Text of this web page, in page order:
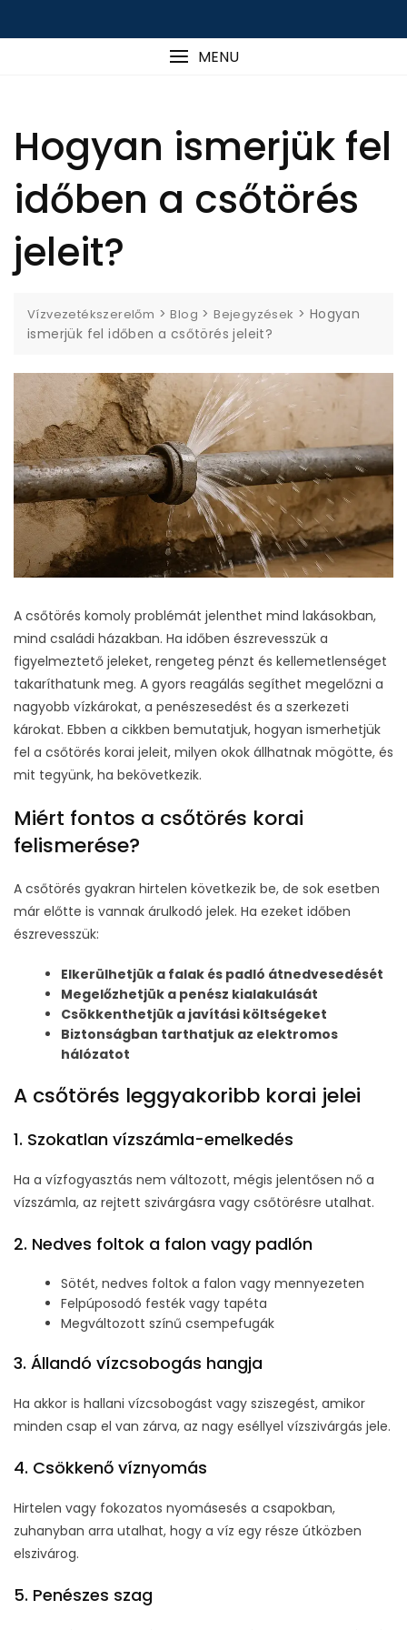
MENU
Hogyan ismerjük fel
időben a csőtörés
jeleit?
Vízvezetékszerelőm >Blog >Bejegyzések > Hogyan
ismerjük fel időben a csőtörés jeleit?
A csőtörés komoly problémát jelenthet mind lakásokban,
mind családi házakban. Ha időben észrevesszük a
figyelmeztető jeleket, rengeteg pénzt és kellemetlenséget
takaríthatunk meg. A gyors reagálás segíthet megelőzni a
nagyobb vízkárokat, a penészesedést és a szerkezeti
károkat. Ebben a cikkben bemutatjuk, hogyan ismerhetjük
fel a csőtörés korai jeleit, milyen okok állhatnak mögötte, és
mit tegyünk, ha bekövetkezik.
Miért fontos a csőtörés korai
felismerése?
A csőtörés gyakran hirtelen következik be, de sok esetben
már előtte is vannak árulkodó jelek. Ha ezeket időben
észrevesszük:
Elkerülhetjük a falak és padló átnedvesedését
Megelőzhetjük a penész kialakulását
Csökkenthetjük a javítási költségeket
Biztonságban tarthatjuk az elektromos
hálózatot
A csőtörés leggyakoribb korai jelei
1. Szokatlan vízszámla-emelkedés
Ha a vízfogyasztás nem változott, mégis jelentősen nő a
vízszámla, az rejtett szivárgásra vagy csőtörésre utalhat.
2. Nedves foltok a falon vagy padlón
Sötét, nedves foltok a falon vagy mennyezeten
Felpúposodó festék vagy tapéta
Megváltozott színű csempefugák
3. Állandó vízcsobogás hangja
Ha akkor is hallani vízcsobogást vagy sziszegést, amikor
minden csap el van zárva, az nagy eséllyel vízszivárgás jele.
4. Csökkenő víznyomás
Hirtelen vagy fokozatos nyomásesés a csapokban,
zuhanyban arra utalhat, hogy a víz egy része útközben
elszivárog.
5. Penészes szag